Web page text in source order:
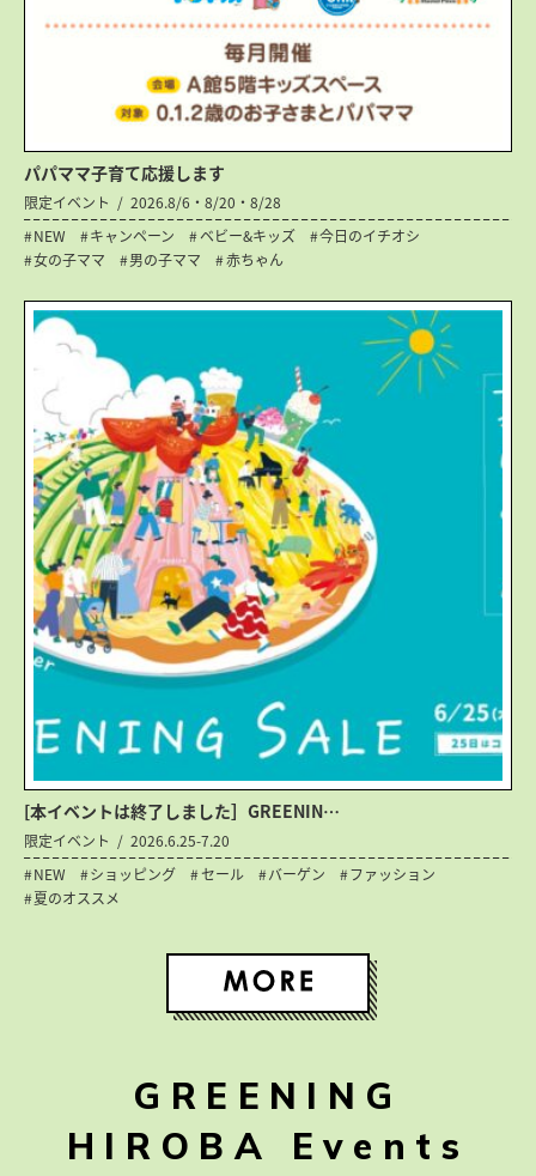
パパママ子育て応援します
限定イベント
2026.8/6・8/20・8/28
NEW
キャンペーン ベビー&キッズ
今日のイチオシ
女の子ママ
男の子ママ 赤ちゃん
[本イベントは終了しました］GREENIN…
限定イベント
2026.6.25-7.20
NEW
ショッピング セール バーゲン
ファッション
夏のオススメ
GREENING
HIROBA Events